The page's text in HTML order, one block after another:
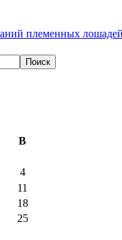
племенных лошадей
В
4
11
18
25